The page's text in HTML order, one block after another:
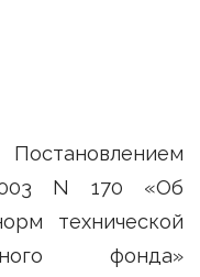
N 170 «Об
технической
фонда»